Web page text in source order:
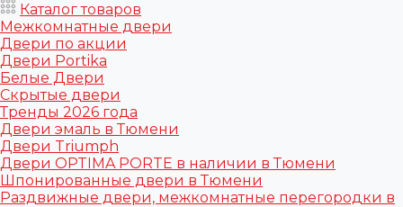
Каталог товаров
Межкомнатные двери
Двери по акции
Двери Portika
Белые Двери
Скрытые двери
Тренды 2026 года
Двери эмаль в Тюмени
Двери Triumph
Двери OPTIMA PORTE в наличии в Тюмени
Шпонированные двери в Тюмени
Раздвижные двери, межкомнатные перегородки в